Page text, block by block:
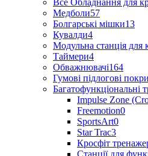
Все Обладнання для
Медболи57
Болгарські мішки13
Кувалди4
Модульна станція для
Таймери4
Обважнювачі164
Гумові підлогові
Багатофункціональні
Impulse Zone
Freemotion0
SportsArt0
Star Trac3
Кросфіт
Станції для